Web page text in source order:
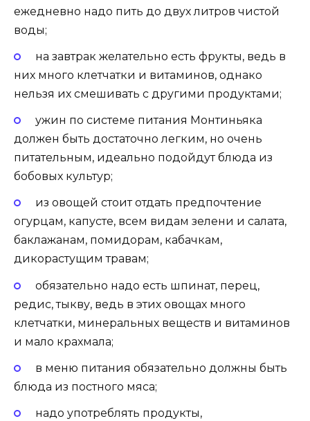
ежедневно надо пить до двух литров чистой
воды;
на завтрак желательно есть фрукты, ведь в
них много клетчатки и витаминов, однако
нельзя их смешивать с другими продуктами;
ужин по системе питания Монтиньяка
должен быть достаточно легким, но очень
питательным, идеально подойдут блюда из
бобовых культур;
из овощей стоит отдать предпочтение
огурцам, капусте, всем видам зелени и салата,
баклажанам, помидорам, кабачкам,
дикорастущим травам;
обязательно надо есть шпинат, перец,
редис, тыкву, ведь в этих овощах много
клетчатки, минеральных веществ и витаминов
и мало крахмала;
в меню питания обязательно должны быть
блюда из постного мяса;
надо употреблять продукты,